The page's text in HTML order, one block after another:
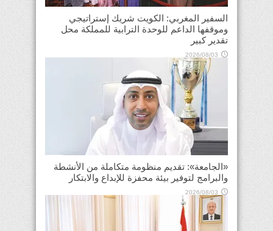
السفير المغربي: الكويت شريك إستراتيجي
وموقفها الداعم للوحدة الترابية للمملكة محل
تقدير كبير
2026/08/03
«الجامعة»: تقديم منظومة متكاملة من الأنشطة
والبرامج لتوفير بيئة محفزة للإبداع والابتكار
2026/08/03